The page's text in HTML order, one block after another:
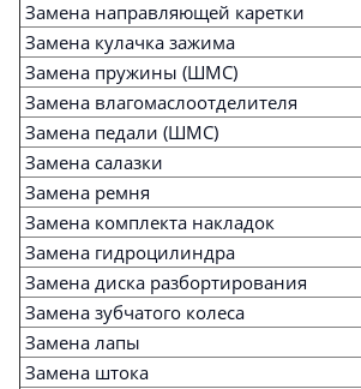
Замена направляющей каретки
Замена кулачка зажима
Замена пружины (ШМС)
Замена влагомаслоотделителя
Замена педали (ШМС)
Замена салазки
Замена ремня
Замена комплекта накладок
Замена гидроцилиндра
Замена диска разбортирования
Замена зубчатого колеса
Замена лапы
Замена штока